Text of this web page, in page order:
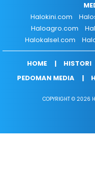
Halokini.com
Haloagro.com
Halokalsel.com
HOME HISTORI
PEDOMAN MEDIA
COPYRIGHT © 2026